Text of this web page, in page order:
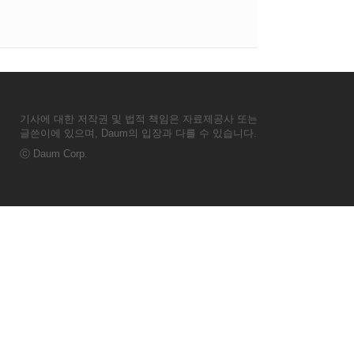
기사에 대한 저작권 및 법적 책임은 자료제공사 또는
글쓴이에 있으며, Daum의 입장과 다를 수 있습니다.
ⓒ Daum Corp.